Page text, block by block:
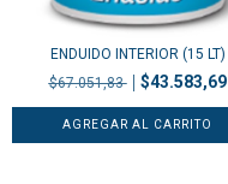
ENDUIDO INTERIOR (15 LT)
$67.051,83
$43.583,69